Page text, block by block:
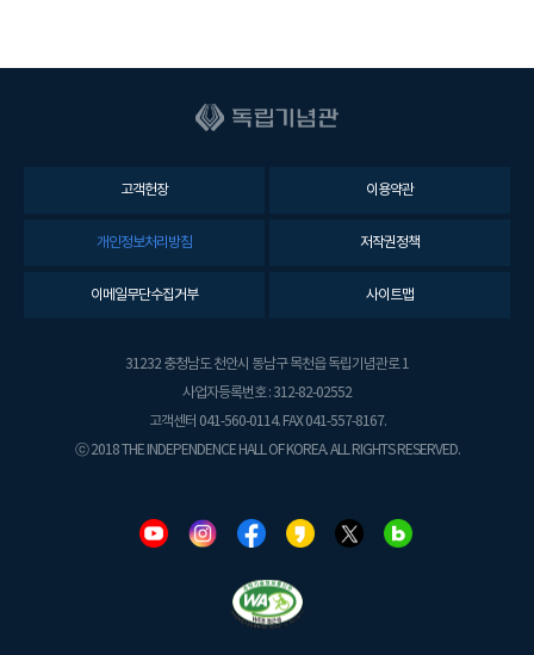
고객헌장 이용약관
개인정보처리방침 저작권정책
이메일무단수집거부 사이트맵
31232 충청남도 천안시 동남구 목천읍 독립기념관로 1
사업자등록번호 : 312-82-02552
고객센터 041-560-0114. FAX 041-557-8167.
ⓒ 2018 THE INDEPENDENCE HALL OF KOREA. ALL RIGHTS RESERVED.